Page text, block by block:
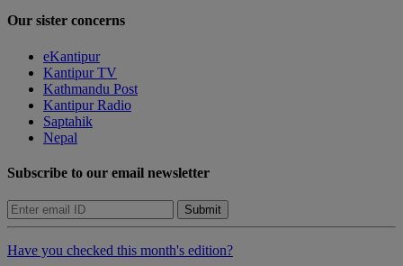
Our sister concerns
eKantipur
Kantipur TV
Kathmandu Post
Kantipur Radio
Saptahik
Nepal
Subscribe to our email newsletter
Submit
Have you checked this month's edition?